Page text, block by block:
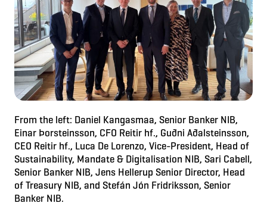
From the left: Daniel Kangasmaa, Senior Banker NIB,
Einar Þorsteinsson, CFO Reitir hf., Guðni Aðalsteinsson,
CEO Reitir hf., Luca De Lorenzo, Vice-President, Head of
Sustainability, Mandate & Digitalisation NIB, Sari Cabell,
Senior Banker NIB, Jens Hellerup Senior Director, Head
of Treasury NIB, and Stefán Jón Fridriksson, Senior
Banker NIB.